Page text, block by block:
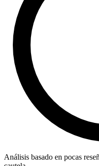
Análisis basado en pocas